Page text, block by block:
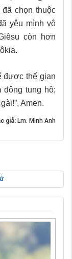
chọn thuộc
yêu mình vô
còn hơn
được thế gian
đông tung hô;
Amen.
giả: Lm. Minh Anh